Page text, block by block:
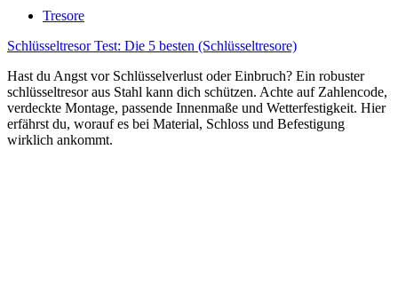
Tresore
Schlüsseltresor Test: Die 5 besten (Schlüsseltresore)
Hast du Angst vor Schlüsselverlust oder Einbruch? Ein robuster
schlüsseltresor aus Stahl kann dich schützen. Achte auf Zahlencode,
verdeckte Montage, passende Innenmaße und Wetterfestigkeit. Hier
erfährst du, worauf es bei Material, Schloss und Befestigung
wirklich ankommt.